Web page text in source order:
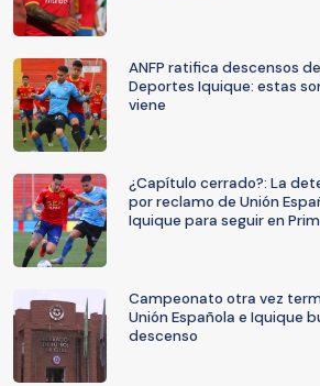
ANFP ratifica descensos
Deportes Iquique: estas
viene
¿Capítulo cerrado?: La
por reclamo de Unión
Iquique para seguir en
Campeonato otra vez
Unión Española e Iquique
descenso